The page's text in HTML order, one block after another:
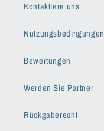
Kontaktiere uns
Nutzungsbedingungen
Bewertungen
Werden Sie Partner
Rückgaberecht